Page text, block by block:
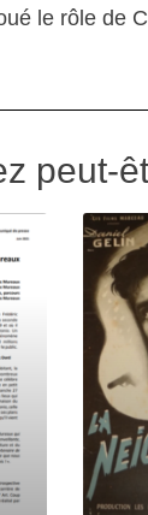
le rôle de
peut-